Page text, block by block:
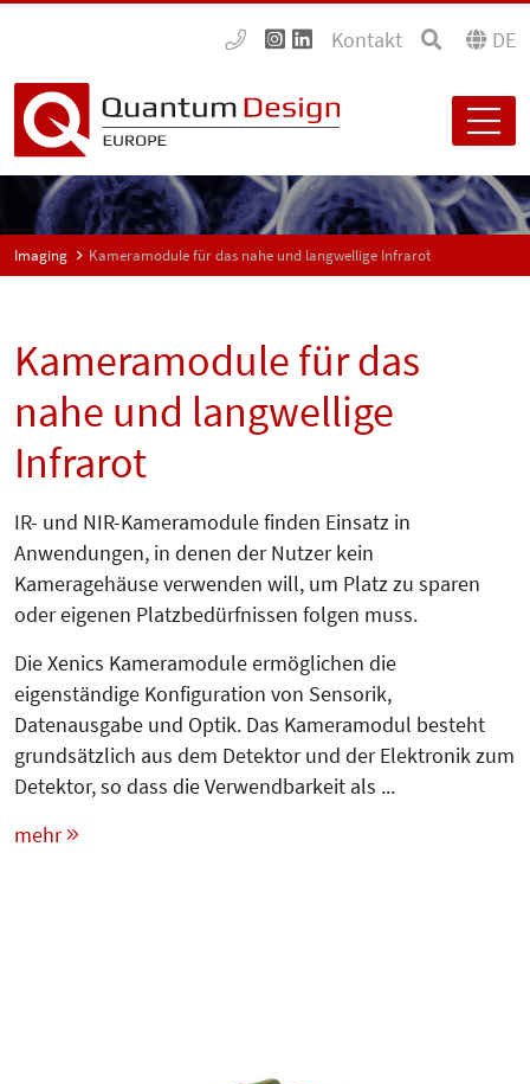
Kontakt DE
Imaging Kameramodule für das nahe und langwellige Infrarot
Kameramodule für das
nahe und langwellige
Infrarot
IR- und NIR-Kameramodule finden Einsatz in
Anwendungen, in denen der Nutzer kein
Kameragehäuse verwenden will, um Platz zu sparen
oder eigenen Platzbedürfnissen folgen muss.
Die Xenics Kameramodule ermöglichen die
eigenständige Konfiguration von Sensorik,
Datenausgabe und Optik. Das Kameramodul besteht
grundsätzlich aus dem Detektor und der Elektronik zum
Detektor, so dass die Verwendbarkeit als ...
mehr